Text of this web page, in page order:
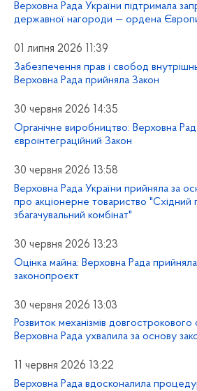
Верховна Рада України підтримала
державної нагороди — ордена
01 липня 2026 11:39
Забезпечення прав і свобод
Верховна Рада прийняла Закон
30 червня 2026 14:35
Органічне виробництво: Верховна
євроінтеграційний Закон
30 червня 2026 13:58
Верховна Рада України прийняла за
про акціонерне товариство "Східний
збагачувальний комбінат"
30 червня 2026 13:23
Оцінка майна: Верховна Рада
законопроєкт
30 червня 2026 13:03
Розвиток механізмів довгострокового
Верховна Рада ухвалила за основу
11 червня 2026 13:22
Верховна Рада вдосконалила